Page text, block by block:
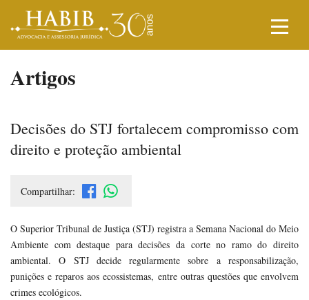
Artigos
Decisões do STJ fortalecem compromisso com
direito e proteção ambiental
Compartilhar:
O Superior Tribunal de Justiça (STJ) registra a Semana Nacional do Meio
Ambiente com destaque para decisões da corte no ramo do direito
ambiental. O STJ decide regularmente sobre a responsabilização,
punições e reparos aos ecossistemas, entre outras questões que envolvem
crimes ecológicos.